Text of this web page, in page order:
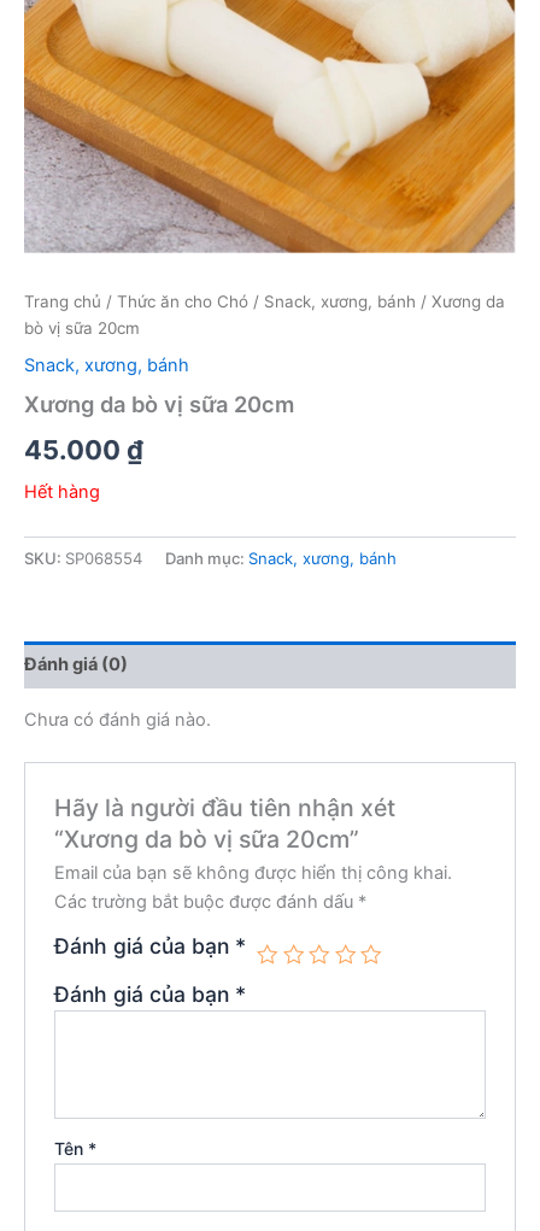
Trang chủ / Thức ăn cho Chó / Snack, xương, bánh / Xương da
bò vị sữa 20cm
Snack, xương, bánh
Xương da bò vị sữa 20cm
45.000 ₫
Hết hàng
SKU: SP068554 Danh mục: Snack, xương, bánh
Đánh giá (0)
Chưa có đánh giá nào.
Hãy là người đầu tiên nhận xét
“Xương da bò vị sữa 20cm”
Email của bạn sẽ không được hiển thị công khai.
Các trường bắt buộc được đánh dấu *
Đánh giá của bạn *
Đánh giá của bạn *
Tên *